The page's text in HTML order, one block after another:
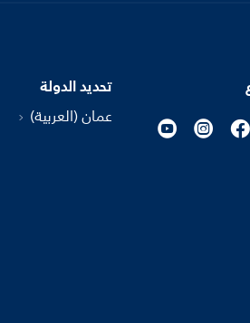
تحديد الدولة
عمان (العربية)